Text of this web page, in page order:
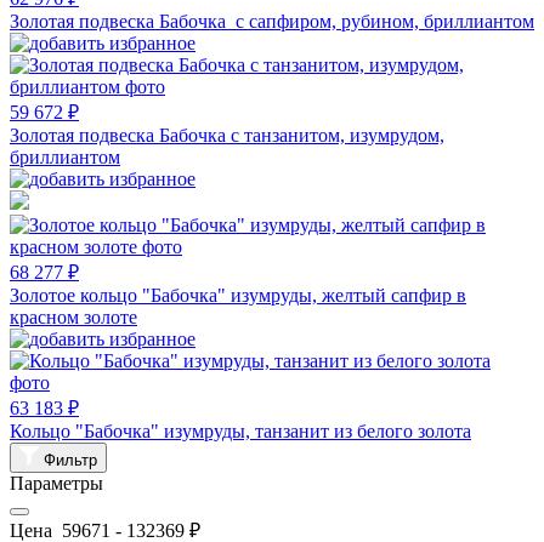
Золотая подвеска Бабочка с сапфиром, рубином, бриллиантом
59 672 ₽
Золотая подвеска Бабочка с танзанитом, изумрудом,
бриллиантом
68 277 ₽
Золотое кольцо "Бабочка" изумруды, желтый сапфир в
красном золоте
63 183 ₽
Кольцо "Бабочка" изумруды, танзанит из белого золота
Фильтр
Параметры
Цена 59671 - 132369 ₽